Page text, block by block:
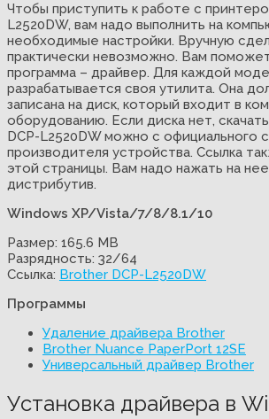
Чтобы приступить к работе с
L2520DW, вам надо выполнить на
необходимые настройки. Вручную
практически невозможно. Вам
программа – драйвер. Для каждой
разрабатывается своя утилита. Она
записана на диск, который входит в
оборудованию. Если диска нет,
DCP-L2520DW можно с официального
производителя устройства. Ссылка
этой страницы. Вам надо нажать на
дистрибутив.
Windows XP/Vista/7/8/8.1/10
Размер: 165.6 MB
Разрядность: 32/64
Ссылка: Brother DCP-L2520DW
Программы
Удаление драйвера Brother
Brother Nuance PaperPort 12SE
Универсальный драйвер Brother
Установка драйвера в